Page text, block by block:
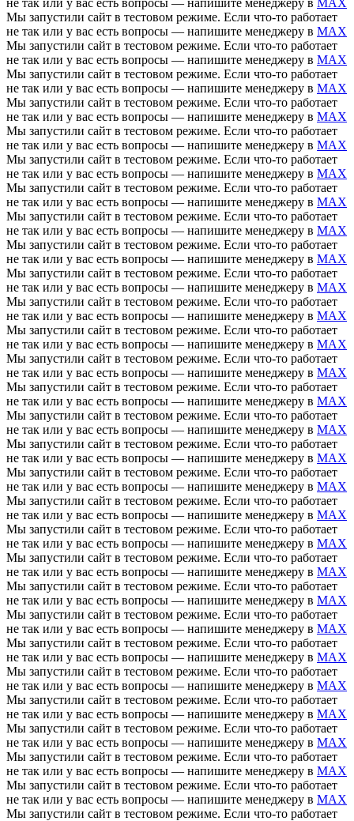
не так или у вас есть вопросы — напишите менеджеру в MAX
Мы запустили сайт в тестовом режиме. Если что-то работает
не так или у вас есть вопросы — напишите менеджеру в MAX
Мы запустили сайт в тестовом режиме. Если что-то работает
не так или у вас есть вопросы — напишите менеджеру в MAX
Мы запустили сайт в тестовом режиме. Если что-то работает
не так или у вас есть вопросы — напишите менеджеру в MAX
Мы запустили сайт в тестовом режиме. Если что-то работает
не так или у вас есть вопросы — напишите менеджеру в MAX
Мы запустили сайт в тестовом режиме. Если что-то работает
не так или у вас есть вопросы — напишите менеджеру в MAX
Мы запустили сайт в тестовом режиме. Если что-то работает
не так или у вас есть вопросы — напишите менеджеру в MAX
Мы запустили сайт в тестовом режиме. Если что-то работает
не так или у вас есть вопросы — напишите менеджеру в MAX
Мы запустили сайт в тестовом режиме. Если что-то работает
не так или у вас есть вопросы — напишите менеджеру в MAX
Мы запустили сайт в тестовом режиме. Если что-то работает
не так или у вас есть вопросы — напишите менеджеру в MAX
Мы запустили сайт в тестовом режиме. Если что-то работает
не так или у вас есть вопросы — напишите менеджеру в MAX
Мы запустили сайт в тестовом режиме. Если что-то работает
не так или у вас есть вопросы — напишите менеджеру в MAX
Мы запустили сайт в тестовом режиме. Если что-то работает
не так или у вас есть вопросы — напишите менеджеру в MAX
Мы запустили сайт в тестовом режиме. Если что-то работает
не так или у вас есть вопросы — напишите менеджеру в MAX
Мы запустили сайт в тестовом режиме. Если что-то работает
не так или у вас есть вопросы — напишите менеджеру в MAX
Мы запустили сайт в тестовом режиме. Если что-то работает
не так или у вас есть вопросы — напишите менеджеру в MAX
Мы запустили сайт в тестовом режиме. Если что-то работает
не так или у вас есть вопросы — напишите менеджеру в MAX
Мы запустили сайт в тестовом режиме. Если что-то работает
не так или у вас есть вопросы — напишите менеджеру в MAX
Мы запустили сайт в тестовом режиме. Если что-то работает
не так или у вас есть вопросы — напишите менеджеру в MAX
Мы запустили сайт в тестовом режиме. Если что-то работает
не так или у вас есть вопросы — напишите менеджеру в MAX
Мы запустили сайт в тестовом режиме. Если что-то работает
не так или у вас есть вопросы — напишите менеджеру в MAX
Мы запустили сайт в тестовом режиме. Если что-то работает
не так или у вас есть вопросы — напишите менеджеру в MAX
Мы запустили сайт в тестовом режиме. Если что-то работает
не так или у вас есть вопросы — напишите менеджеру в MAX
Мы запустили сайт в тестовом режиме. Если что-то работает
не так или у вас есть вопросы — напишите менеджеру в MAX
Мы запустили сайт в тестовом режиме. Если что-то работает
не так или у вас есть вопросы — напишите менеджеру в MAX
Мы запустили сайт в тестовом режиме. Если что-то работает
не так или у вас есть вопросы — напишите менеджеру в MAX
Мы запустили сайт в тестовом режиме. Если что-то работает
не так или у вас есть вопросы — напишите менеджеру в MAX
Мы запустили сайт в тестовом режиме. Если что-то работает
не так или у вас есть вопросы — напишите менеджеру в MAX
Мы запустили сайт в тестовом режиме. Если что-то работает
не так или у вас есть вопросы — напишите менеджеру в MAX
Мы запустили сайт в тестовом режиме. Если что-то работает